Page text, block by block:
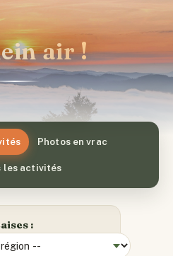
air !
Photos en vrac
les activités
: